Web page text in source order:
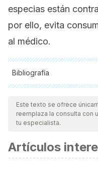
especias están
por ello, evita
al médico.
Bibliografía
Todas las fuentes citadas
nuestro equipo, para
vigencia y validez.La
científica.
Guadalupe Aldrete
Este texto se ofrece
reemplaza la consulta con
tu especialista.
Artículos